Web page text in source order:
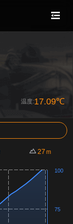
温度:17.09℃
27 m
75
100